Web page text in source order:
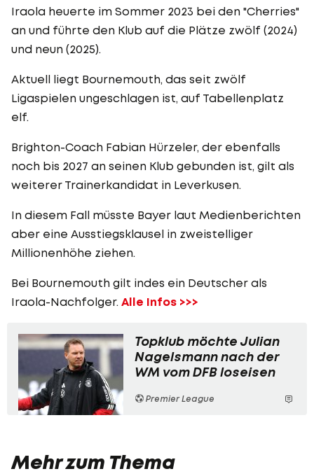
Iraola heuerte im Sommer 2023 bei den "Cherries"
an und führte den Klub auf die Plätze zwölf (2024)
und neun (2025).
Aktuell liegt Bournemouth, das seit zwölf
Ligaspielen ungeschlagen ist, auf Tabellenplatz
elf.
Brighton-Coach Fabian Hürzeler, der ebenfalls
noch bis 2027 an seinen Klub gebunden ist, gilt als
weiterer Trainerkandidat in Leverkusen.
In diesem Fall müsste Bayer laut Medienberichten
aber eine Ausstiegsklausel in zweistelliger
Millionenhöhe ziehen.
Bei Bournemouth gilt indes ein Deutscher als
Iraola-Nachfolger. Alle Infos >>>
Topklub möchte Julian
Nagelsmann nach der
WM vom DFB loseisen
Premier League
Mehr zum Thema